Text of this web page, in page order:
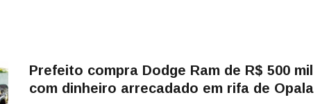
Prefeito compra Dodge Ram de R$ 500 mil
com dinheiro arrecadado em rifa de Opala